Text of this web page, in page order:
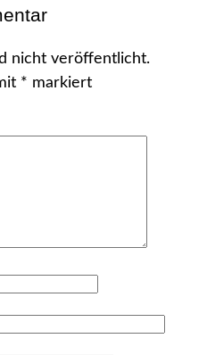
nicht veröffentlicht.
* markiert